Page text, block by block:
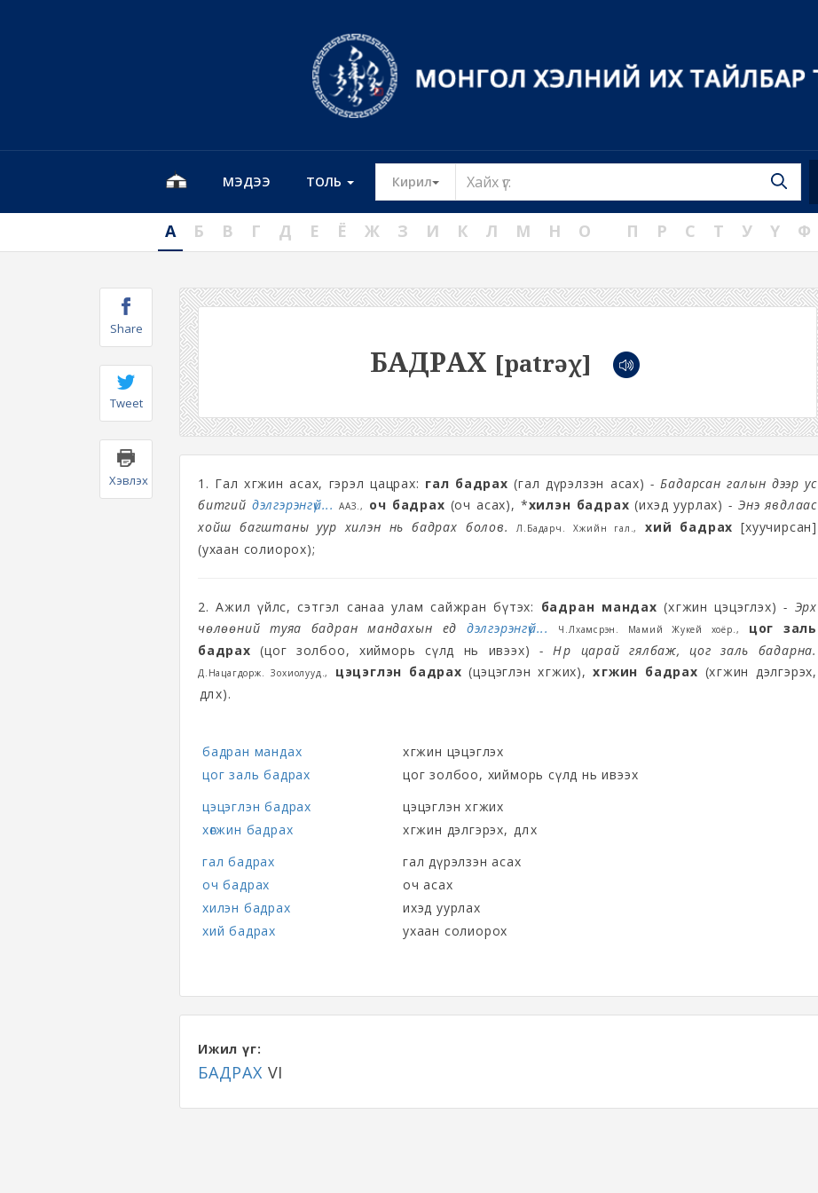
МЭДЭЭ ТОЛЬ Кирил Toggle Dropdown
А Б В Г Д Е Ё Ж З И К Л М Н О П Р С Т У Ү Ф
Share
Tweet
Хэвлэх
БАДРАХ [patrəχ]
1. Гал хөгжин асах, гэрэл цацрах: гал бадрах (гал дүрэлзэн асах)- Бадарсан галын дээр ус
битгий дэлгэрэнгүй... ААЗ., оч бадрах (оч асах), *хилэн бадрах (ихэд уурлах)- Энэ явдлаас
хойш багштаны уур хилэн нь бадрах болов.
Л.Бадарч. Хүжийн гал., хий бадрах [хуучирсан]
(ухаан солиорох);
2. Ажил үйлс, сэтгэл санаа улам сайжран бүтэх: бадран мандах (хөгжин цэцэглэх)- Эрх
чөлөөний туяа бадран мандахын үед дэлгэрэнгүй... Ч.Лхамсүрэн. Мамий Жукей хоёр.,
цог заль
бадрах (цог золбоо, хийморь сүлд нь ивээх) - Нүүр царай гялбаж, цог заль бадарна.
Д.Нацагдорж. Зохиолууд., цэцэглэн бадрах (цэцэглэн хөгжих),хөгжин бадрах (хөгжин дэлгэрэх,
өөдлөх).
бадран мандах
хөгжин цэцэглэх
цог заль бадрах
цог золбоо, хийморь сүлд нь ивээх
цэцэглэн бадрах
цэцэглэн хөгжих
хөгжин бадрах
хөгжин дэлгэрэх, өөдлөх
гал бадрах
гал дүрэлзэн асах
оч бадрах
оч асах
хилэн бадрах
ихэд уурлах
хий бадрах
ухаан солиорох
Ижил үг:
БАДРАХ VI